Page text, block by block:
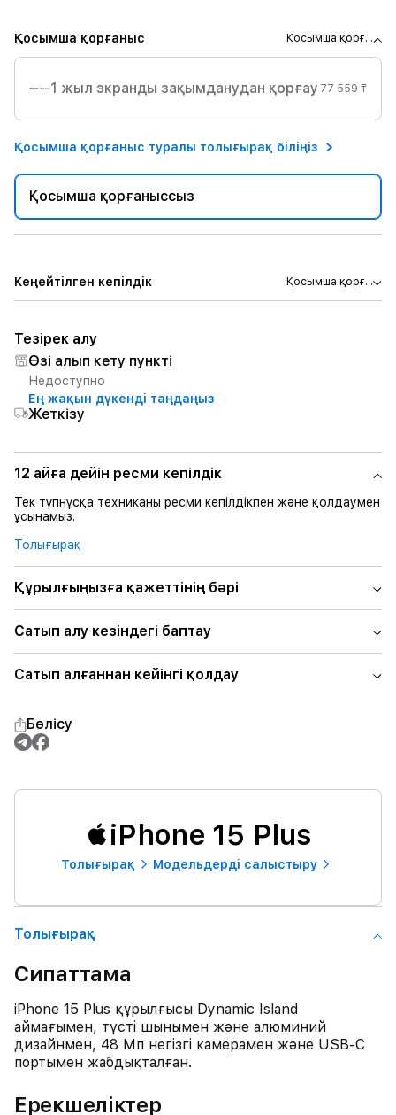
Қосымша қорғаныс Қосымша қорғ...
1 жыл экранды зақымданудан қорғау 77 559 ₸
Қосымша қорғаныс туралы толығырақ біліңіз
Қосымша қорғаныссыз
Кеңейтілген кепілдік Қосымша қорғ...
Тезірек алу
Өзі алып кету пункті
Недоступно
Ең жақын дүкенді таңдаңыз
Жеткізу
12 айға дейін ресми кепілдік
Тек түпнұсқа техниканы ресми кепілдікпен және қолдаумен
ұсынамыз.
Толығырақ
Құрылғыңызға қажеттінің бәрі
Сатып алу кезіндегі баптау
Сатып алғаннан кейінгі қолдау
Бөлісу
iPhone 15 Plus
Толығырақ Модельдерді салыстыру
Толығырақ
Сипаттама
iPhone 15 Plus құрылғысы Dynamic Island
аймағымен, түсті шынымен және алюминий
дизайнмен, 48 Мп негізгі камерамен және USB-C
портымен жабдықталған.
Ерекшеліктер